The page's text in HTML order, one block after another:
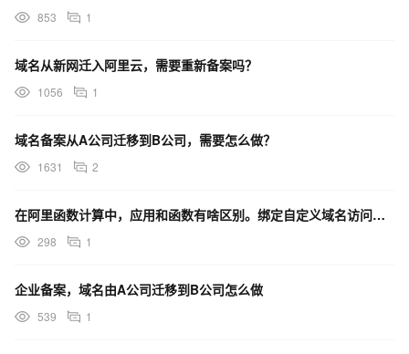
853 1
域名从新网迁入阿里云，需要重新备案吗？
1056 1
域名备案从A公司迁移到B公司，需要怎么做？
1631 2
在阿里函数计算中，应用和函数有啥区别。绑定自定义域名访问应用报错怎么做呢？
298 1
企业备案，域名由A公司迁移到B公司怎么做
539 1